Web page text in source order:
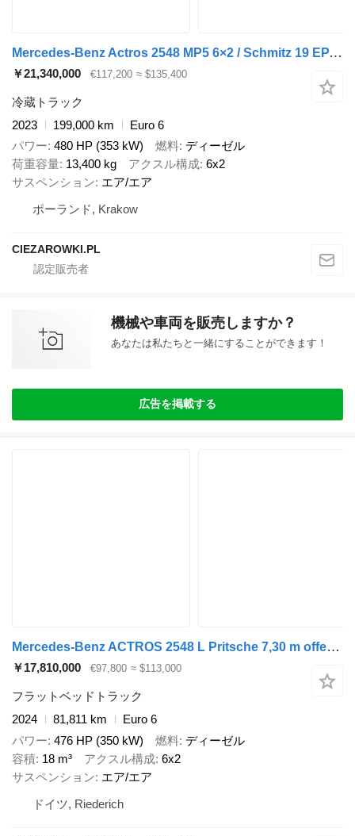
Mercedes-Benz Actros 2548 MP5 6×2 / Schmitz 19 EPAL refrigerator / 2023
￥21,340,000 €117,200 ≈ $135,400
冷蔵トラック
2023
199,000 km
Euro 6
パワー 480 HP (353 kW) 燃料 ディーゼル
荷重容量 13,400 kg アクスル構成 6x2
サスペンション エア/エア
ポーランド, Krakow
CIEZAROWKI.PL
機械や車両を販売しますか？
あなたは私たちと一緒にすることができます！
広告を掲載する
Mercedes-Benz ACTROS 2548 L Pritsche 7,30 m offen+RETARDER ÖL
￥17,810,000 €97,800 ≈ $113,000
フラットベッドトラック
2024
81,811 km
Euro 6
パワー 476 HP (350 kW) 燃料 ディーゼル
容積 18 m³ アクスル構成 6x2
サスペンション エア/エア
ドイツ, Riederich